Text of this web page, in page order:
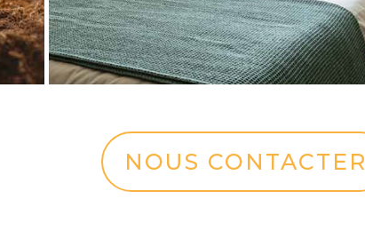
NOUS CONTACTER